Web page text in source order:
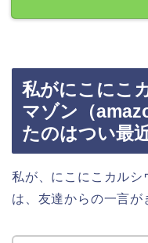
私がにこにこ
マゾン（
たのはつい最
私が、にこにこカル
は、友達からの一言が